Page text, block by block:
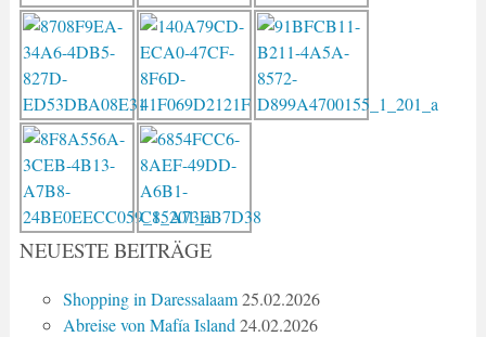
NEUESTE BEITRÄGE
Shopping in Daressalaam 25.02.2026
Abreise von Mafía Island 24.02.2026